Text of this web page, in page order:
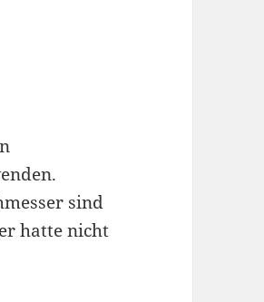
sind
hatte nicht